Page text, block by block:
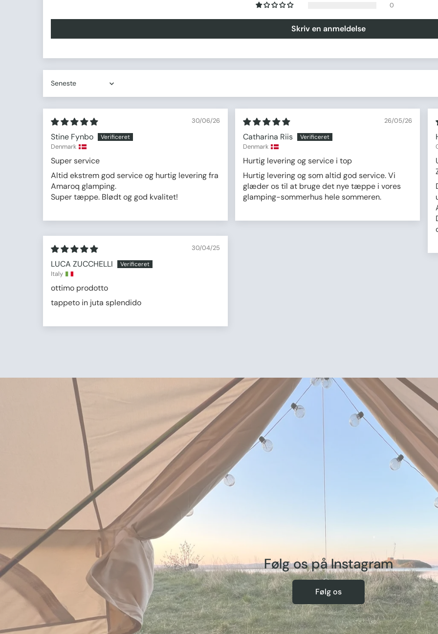
0
Skriv en anmeldelse
Sort by
30/06/26
Stine Fynbo
Denmark
Super service
Altid ekstrem god service og hurtig levering fra
Amaroq glamping.
Super tæppe. Blødt og god kvalitet!
26/05/26
Catharina Riis
Denmark
Hurtig levering og service i top
Hurtig levering og som altid god service. Vi
glæder os til at bruge det nye tæppe i vores
glamping-sommerhus hele sommeren.
30/04/25
LUCA ZUCCHELLI
Italy
ottimo prodotto
tappeto in juta splendido
Følg os på Instagram
Følg os